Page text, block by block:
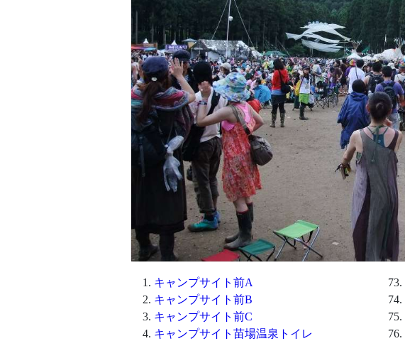
キャンプサイト前A
キャンプサイト前B
キャンプサイト前C
キャンプサイト苗場温泉トイレ